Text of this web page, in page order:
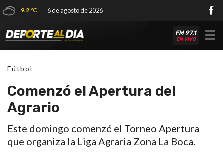
9.2 ºC 6 de agosto de 2026
FM 97.1
EN VIVO
Fútbol
Comenzó el Apertura del
Agrario
Este domingo comenzó el Torneo Apertura
que organiza la Liga Agraria Zona La Boca.